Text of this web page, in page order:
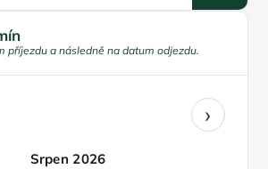
příjezdu a následně na datum odjezdu.
›
Srpen 2026